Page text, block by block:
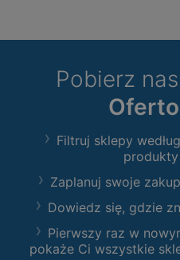
Pobierz
Filtruj sklepy
Zaplanuj swoje
Dowiedz się, gdzie
Pierwszy raz w
pokaże Ci wszystkie